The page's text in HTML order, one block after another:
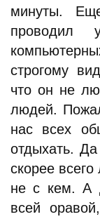
минуты.
строгому
что он не
людей.
нас всех
отдыхать.
скорее
не с кем. А
всей